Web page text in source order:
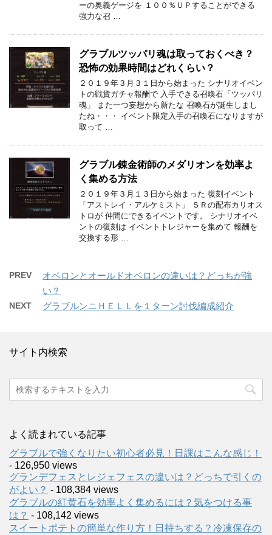
ーの奥義ゲージを １００％ＵＰすることができる
強力な召 …
グラブルツッパリ魂は取っておくべき？
恐怖の効果時間はどれくらい？
２０１９年３月３１日から始まった シナリオイベン
トの戦貨ガチャ報酬で 入手できる召喚石「ツッパリ
魂」 また一つ妄想から新たな 召喚石が誕生しまし
たね・・・ イベント限定入手の召喚石になりますが
取って …
グラブル錬金術師のメダリオンを効率よ
く集める方法
２０１９年３月１３日から始まった 復刻イベント
「アストレイ・アルケミスト」 ＳＲの配布カリオス
トロが 仲間にできるイベントです。 シナリオイベ
ントの復刻は イベントトレジャーを集めて 報酬を
交換する形 …
PREV
オベロンとオールドオベロンの違いは？どっちが強
い？
NEXT グラブルンニＨＥＬＬを１ターン討伐編成紹介
サイト内検索
よく読まれている記事
グラブルで強くなりたい初心者必見！日課はこんな感じ！
- 126,950 views
グランデフェスとレジェフェスの違いは？どっちで引くの
がよい？ - 108,384 views
グラブルの紅黄石を効率よく集めるには？気をつける事
は？ - 108,142 views
スイートポテトの簡単な作り方！日持ちする？冷凍保存の